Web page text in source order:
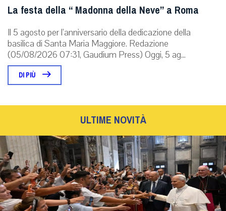
La festa della “ Madonna della Neve” a Roma
Il 5 agosto per l’anniversario della dedicazione della
basilica di Santa Maria Maggiore. Redazione
(05/08/2026 07:31, Gaudium Press) Oggi, 5 ag...
DI PIÙ
ULTIME NOVITÀ